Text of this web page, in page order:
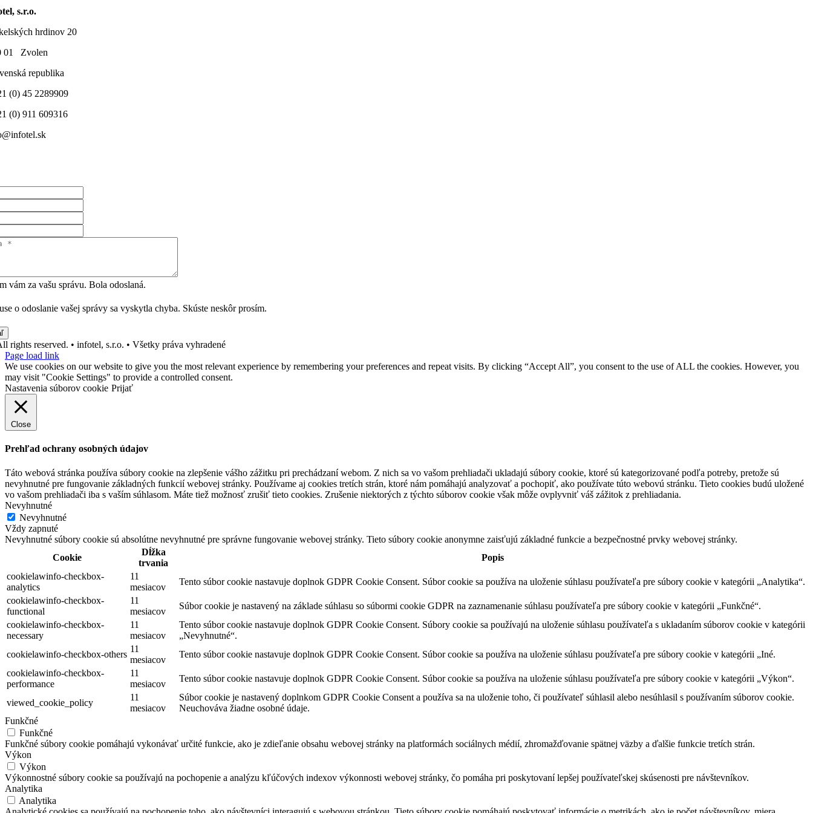
s.r.o.
hrdinov 20
01 Zvolen
republika
(0) 45 2289909
(0) 911 609316
vám za vašu správu. Bola odoslaná.
o odoslanie vašej správy sa vyskytla chyba. Skúste neskôr prosím.
rights reserved. • infotel, s.r.o. • Všetky práva vyhradené
Page load link
We use cookies on our website to give you the most relevant experience by remembering your preferences and repeat visits. By clicking “Accept All”, you consent to the use of ALL the cookies. However, you
may visit "Cookie Settings" to provide a controlled consent.
Nastavenia súborov cookie Prijať
Close
Prehľad ochrany osobných údajov
Táto webová stránka používa súbory cookie na zlepšenie vášho zážitku pri prechádzaní webom. Z nich sa vo vašom prehliadači ukladajú súbory cookie, ktoré sú kategorizované podľa potreby, pretože sú
nevyhnutné pre fungovanie základných funkcií webovej stránky. Používame aj cookies tretích strán, ktoré nám pomáhajú analyzovať a pochopiť, ako používate túto webovú stránku. Tieto cookies budú uložené
vo vašom prehliadači iba s vaším súhlasom. Máte tiež možnosť zrušiť tieto cookies. Zrušenie niektorých z týchto súborov cookie však môže ovplyvniť váš zážitok z prehliadania.
Nevyhnutné
Nevyhnutné
Vždy zapnuté
Nevyhnutné súbory cookie sú absolútne nevyhnutné pre správne fungovanie webovej stránky. Tieto súbory cookie anonymne zaisťujú základné funkcie a bezpečnostné prvky webovej stránky.
Cookie
Dĺžka
trvania
Popis
cookielawinfo-checkbox-
analytics
11
mesiacov
Tento súbor cookie nastavuje doplnok GDPR Cookie Consent. Súbor cookie sa používa na uloženie súhlasu používateľa pre súbory cookie v kategórii „Analytika“.
cookielawinfo-checkbox-
functional
11
mesiacov
Súbor cookie je nastavený na základe súhlasu so súbormi cookie GDPR na zaznamenanie súhlasu používateľa pre súbory cookie v kategórii „Funkčné“.
cookielawinfo-checkbox-
necessary
11
mesiacov
Tento súbor cookie nastavuje doplnok GDPR Cookie Consent. Súbory cookie sa používajú na uloženie súhlasu používateľa s ukladaním súborov cookie v kategórii
„Nevyhnutné“.
cookielawinfo-checkbox-others
11
mesiacov
Tento súbor cookie nastavuje doplnok GDPR Cookie Consent. Súbor cookie sa používa na uloženie súhlasu používateľa pre súbory cookie v kategórii „Iné.
cookielawinfo-checkbox-
performance
11
mesiacov
Tento súbor cookie nastavuje doplnok GDPR Cookie Consent. Súbor cookie sa používa na uloženie súhlasu používateľa pre súbory cookie v kategórii „Výkon“.
viewed_cookie_policy
11
mesiacov
Súbor cookie je nastavený doplnkom GDPR Cookie Consent a používa sa na uloženie toho, či používateľ súhlasil alebo nesúhlasil s používaním súborov cookie.
Neuchováva žiadne osobné údaje.
Funkčné
Funkčné
Funkčné súbory cookie pomáhajú vykonávať určité funkcie, ako je zdieľanie obsahu webovej stránky na platformách sociálnych médií, zhromažďovanie spätnej väzby a ďalšie funkcie tretích strán.
Výkon
Výkon
Výkonnostné súbory cookie sa používajú na pochopenie a analýzu kľúčových indexov výkonnosti webovej stránky, čo pomáha pri poskytovaní lepšej používateľskej skúsenosti pre návštevníkov.
Analytika
Analytika